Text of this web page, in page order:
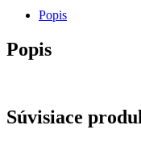
Popis
Popis
Súvisiace